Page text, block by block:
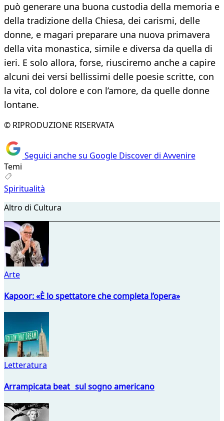
può generare una buona custodia della memoria e
della tradizione della Chiesa, dei carismi, delle
donne, e magari preparare una nuova primavera
della vita monastica, simile e diversa da quella di
ieri. E solo allora, forse, riusciremo anche a capire
alcuni dei versi bellissimi delle poesie scritte, con
la vita, col dolore e con l’amore, da quelle donne
lontane.
© RIPRODUZIONE RISERVATA
Seguici anche su Google Discover di Avvenire
Temi
Spiritualità
Altro di Cultura
Arte
Kapoor: «È lo spettatore che completa l’opera»
Letteratura
Arrampicata beat sul sogno americano